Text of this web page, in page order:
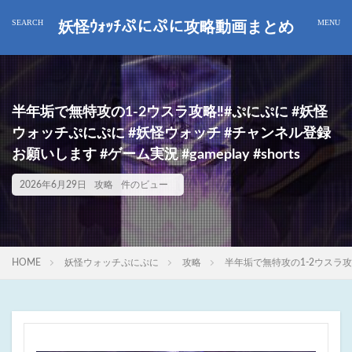
妖怪ｳｫｯﾁぷにぷに攻略動画まとめ
半年垢で無特攻の1-2ウスラ攻略‼️#ぷにぷに #妖怪
ウォッチぷにぷに #妖怪ウォッチ #チャンネル登録
お願いします #ゲーム実況 #gameplay #shorts
2026年6月29日 攻略 件のビュー
HOME 妖怪ウォッチぷにぷに 攻略 半年垢で無特攻の1-2ウスラ